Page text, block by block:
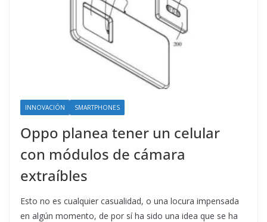
INNOVACIÓN SMARTPHONES
Oppo planea tener un celular
con módulos de cámara
extraíbles
Esto no es cualquier casualidad, o una locura impensada
en algún momento, de por sí ha sido una idea que se ha